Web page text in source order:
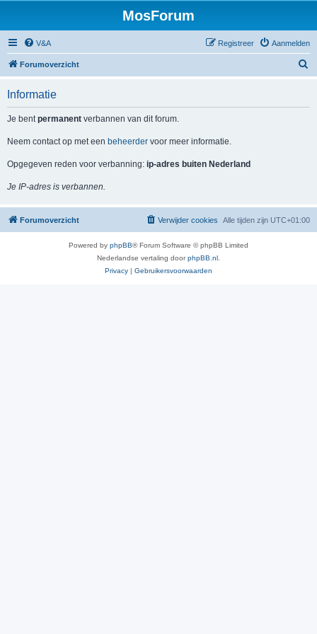
MosForum
V&A Aanmelden
Registreer
Forumoverzicht
Informatie
Je bentpermanent verbannen van dit forum.
Neem contact op met een beheerder voor meer informatie.
Opgegeven reden voor verbanning: ip-adres buiten Nederland
Je IP-adres is verbannen.
Forumoverzicht Alle tijden zijn UTC+01:00
Verwijder cookies
Powered by phpBB® Forum Software © phpBB Limited
Nederlandse vertaling doorphpBB.nl
Privacy | Gebruikersvoorwaarden